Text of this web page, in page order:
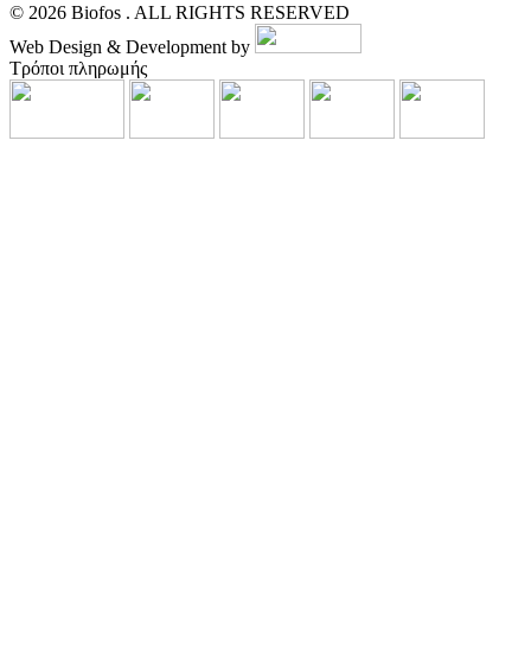
© 2026 Biofos . ALL RIGHTS RESERVED
Web Design & Development by
Τρόποι πληρωμής